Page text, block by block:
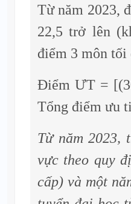
Từ năm 2023,
22,5 trở lên
điểm 3 môn tối
Điểm ƯT =
Tổng điểm ưu
Từ năm 2023,
vực theo quy
cấp) và một